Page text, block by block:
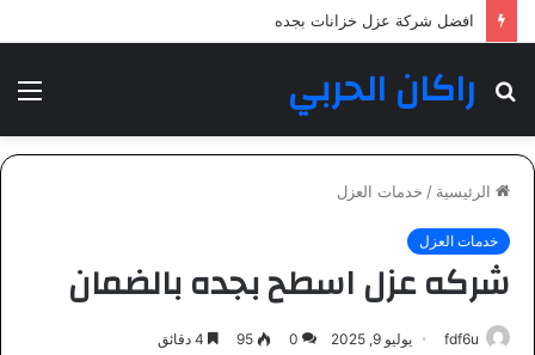
شركة عزل خزانات بمكة المكرمة
راكان الحربيبحث
الرئيسية / خدمات العزل
خدمات العزل
شركه عزل اسطح بجده بالضمان
fdf6u يوليو 9, 2025 0
95